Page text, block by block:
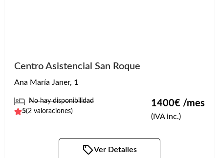
Centro Asistencial San Roque
Ana María Janer, 1
No hay disponibilidad
5(2 valoraciones)
1400€ /mes
(IVA inc.)
Ver Detalles